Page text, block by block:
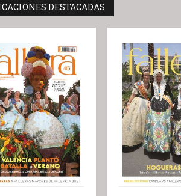
DESTACADAS